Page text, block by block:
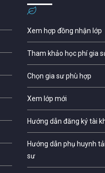
Xem hợp đồng nhận lớp
Tham khảo học phí gia
Chọn gia sư phù hợp
Xem lớp mới
Hướng dẫn đăng ký tài
Hướng dẫn phụ huynh
sư